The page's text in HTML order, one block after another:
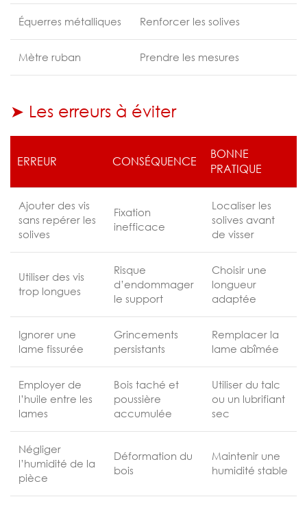
Équerres métalliques Renforcer les solives
Mètre ruban Prendre les mesures
➤ Les erreurs à éviter
ERREUR CONSÉQUENCE
BONNE
PRATIQUE
Ajouter des vis
sans repérer les
solives
Fixation
inefficace
Localiser les
solives avant
de visser
Utiliser des vis
trop longues
Risque
d’endommager
le support
Choisir une
longueur
adaptée
Ignorer une
lame fissurée
Grincements
persistants
Remplacer la
lame abîmée
Employer de
l’huile entre les
lames
Bois taché et
poussière
accumulée
Utiliser du talc
ou un lubrifiant
sec
Négliger
l’humidité de la
pièce
Déformation du
bois
Maintenir une
humidité stable